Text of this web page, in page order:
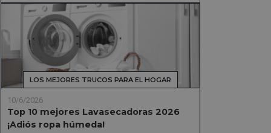
LOS MEJORES TRUCOS PARA EL HOGAR
10/6/2026
Top 10 mejores Lavasecadoras 2026
¡Adiós ropa húmeda!